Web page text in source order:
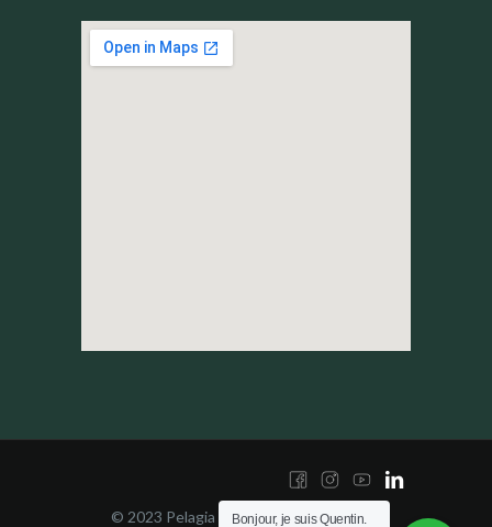
© 2023 Pelagia Yachting | Tous droits
Bonjour, je suis Quentin.